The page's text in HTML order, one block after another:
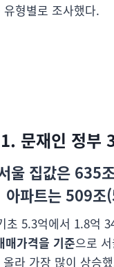
유형별로 조사했다.
1. 문재인 정부
울 집값은 635
아파트는 509
5.3억에서 1.8억
매가격을 기준으로
올라 가장 많이 상승